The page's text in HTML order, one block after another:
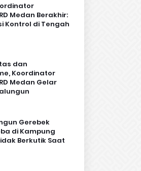
Medan Berakhir:
Kontrol di Tengah
dan
Koordinator
Medan Gelar
Gerebek
di Kampung
Berkutik Saat